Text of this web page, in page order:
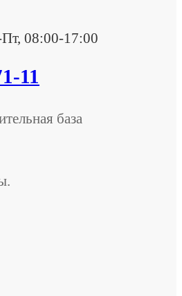
08:00-17:00
11
база